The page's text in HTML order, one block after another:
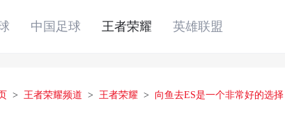
中国足球 王者荣耀 英雄联盟
> 王者荣耀频道 > 王者荣耀 > 向鱼去ES是一个非常好的选择